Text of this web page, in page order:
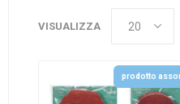
VISUALIZZA
prodotto